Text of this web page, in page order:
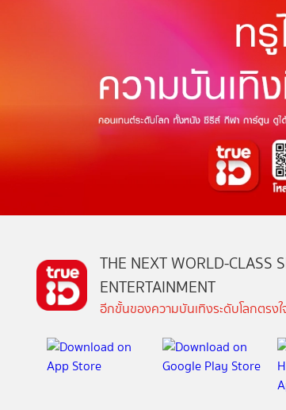
THE NEXT WORLD-CLASS
ENTERTAINMENT
อีกขั้นของความบันเทิงระดับโลกตรง